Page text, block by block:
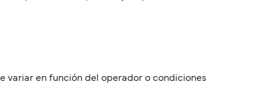
variar en función del operador o condiciones